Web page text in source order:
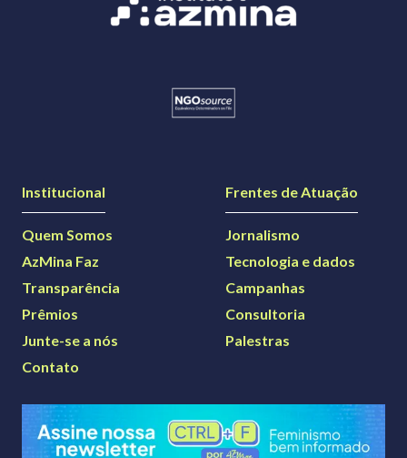
Institucional
Quem Somos
AzMina Faz
Transparência
Prêmios
Junte-se a nós
Contato
Frentes de Atuação
Jornalismo
Tecnologia e dados
Campanhas
Consultoria
Palestras